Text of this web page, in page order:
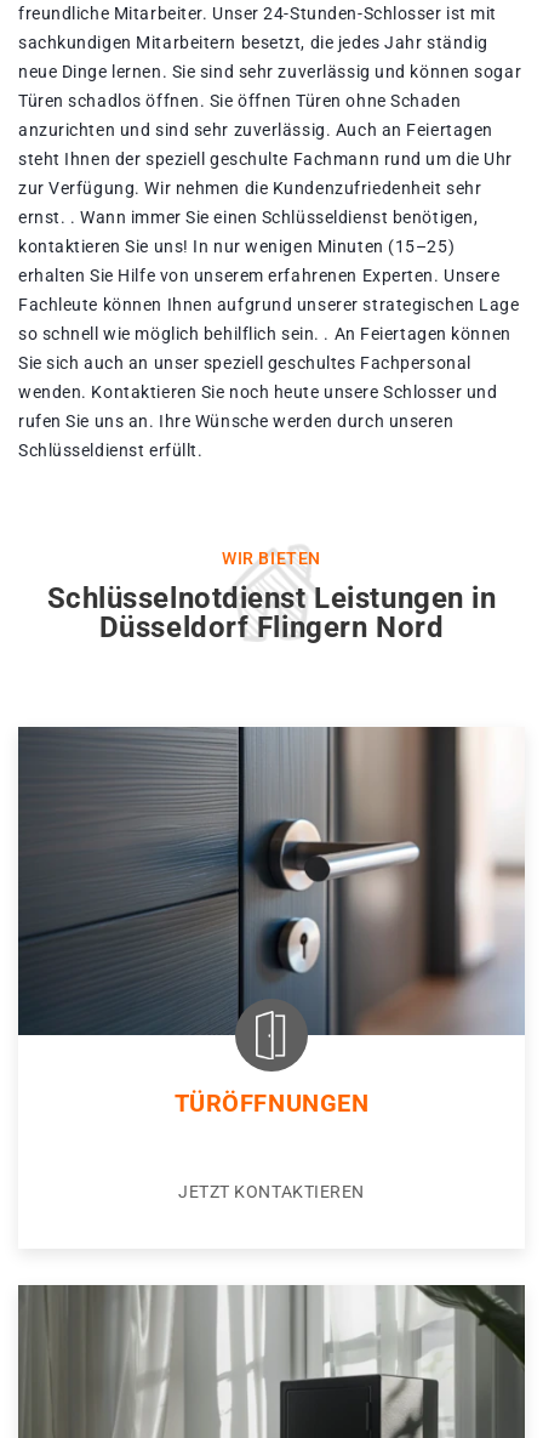
freundliche Mitarbeiter. Unser 24-Stunden-Schlosser ist mit
sachkundigen Mitarbeitern besetzt, die jedes Jahr ständig
neue Dinge lernen. Sie sind sehr zuverlässig und können sogar
Türen schadlos öffnen. Sie öffnen Türen ohne Schaden
anzurichten und sind sehr zuverlässig. Auch an Feiertagen
steht Ihnen der speziell geschulte Fachmann rund um die Uhr
zur Verfügung. Wir nehmen die Kundenzufriedenheit sehr
ernst. . Wann immer Sie einen Schlüsseldienst benötigen,
kontaktieren Sie uns! In nur wenigen Minuten (15–25)
erhalten Sie Hilfe von unserem erfahrenen Experten. Unsere
Fachleute können Ihnen aufgrund unserer strategischen Lage
so schnell wie möglich behilflich sein. . An Feiertagen können
Sie sich auch an unser speziell geschultes Fachpersonal
wenden. Kontaktieren Sie noch heute unsere Schlosser und
rufen Sie uns an. Ihre Wünsche werden durch unseren
Schlüsseldienst erfüllt.
WIR BIETEN
Schlüsselnotdienst Leistungen in
Düsseldorf Flingern Nord
TÜRÖFFNUNGEN
JETZT KONTAKTIEREN